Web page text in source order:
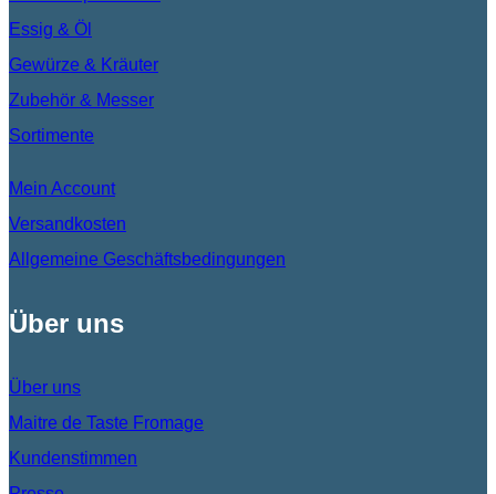
Essig & Öl
Gewürze & Kräuter
Zubehör & Messer
Sortimente
Mein Account
Versandkosten
Allgemeine Geschäftsbedingungen
Über uns
Über uns
Maitre de Taste Fromage
Kundenstimmen